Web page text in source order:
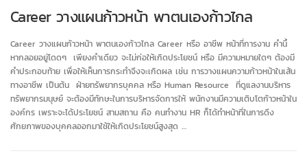
Career วางแผนก้าวหน้า พาตนเองก้าวไกล
Career วางแผนก้าวหน้า พาตนเองก้าวไกล Career หรือ อาชีพ หน้าที่การงาน คำนี้
หากลอยอยู่โดดๆ เพียงคำเดียว จะไม่ก่อให้เกิดประโยชน์ หรือ มีความหมายใดๆ ต้องมี
คำประกอบท้าย เพื่อให้เห็นการกระทำจึงจะเกิดผล เช่น การวางแผนความก้าวหน้าในเส้น
ทางอาชีพ เป็นต้น ฝ่ายทรัพยากรบุคคล หรือ Human Resource ที่ดูแลงานบริหาร
ทรัพยากรมนุษย์ จะต้องมีทักษะในการบริหารจัดการให้ พนักงานมีความเติบโตก้าวหน้าใน
องค์กร เพราะจะได้ประโยชน์ สามสถาน คือ คนทำงาน HR ก็ได้ทำหน้าที่ในการดึง
ศักยภาพของบุคคลออกมาใช้ให้เกิดประโยชน์สูงสุด …